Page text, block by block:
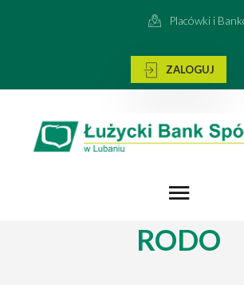
Placówki i
ZALOGUJ
RODO